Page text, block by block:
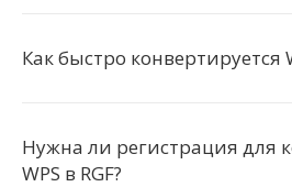
Как быстро конвертируется
Нужна ли регистрация для
WPS в RGF?